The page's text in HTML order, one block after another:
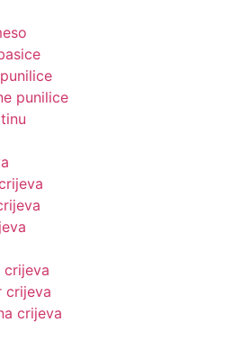
punilice
crijeva
crijeva
crijeva